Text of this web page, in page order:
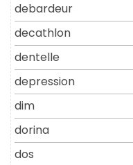
debardeur
decathlon
dentelle
depression
dim
dorina
dos